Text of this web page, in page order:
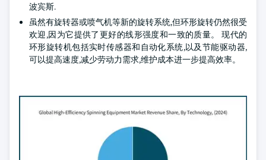
波宾斯.
虽然有旋转器或喷气机等新的旋转系统,但环形旋转仍然很受
欢迎,因为它提供了更好的线形强度和一致的质量。 现代的
环形旋转机包括实时传感器和自动化系统,以及节能驱动器,
可以提高速度,减少劳动力需求,维护成本进一步提高效率。